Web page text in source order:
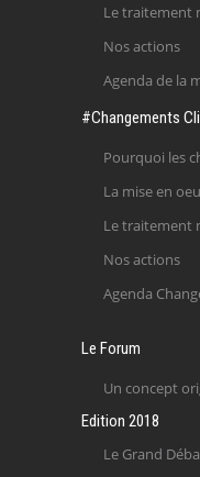
Le traitement
Nos actions
Agenda de la
#Changements
Pourquoi les
La mise en
Le traitement
Nos actions
Agenda
Le Forum
Un concept
Edition 2018
Le Grand